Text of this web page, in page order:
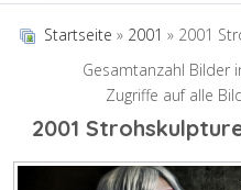
Startseite » 2001 » 2001
Gesamtanzahl Bilder
Zugriffe auf alle
2001